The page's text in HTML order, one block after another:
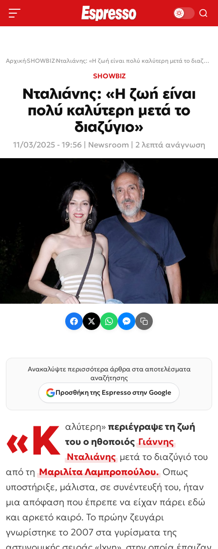
Αρχική›SHOWBIZ› Nταλιάνης: «Η ζωή είναι πολύ καλύτερη μετά το διαζύγιο»
SHOWBIZ
Nταλιάνης: «Η ζωή είναι
πολύ καλύτερη μετά το
διαζύγιο»
11/03/2025 - 19:56 Newsroom | 2 λεπτά ανάγνωση
Ανακαλύψτε περισσότερα άρθρα στα αποτελέσματα
αναζήτησης
Προσθήκη της Espresso στην Google
«Κ αλύτερη» περιέγραψε τη ζωή
του ο ηθοποιόςΓιάννης
Νταλιάνηςμετά το διαζύγιό του
από τηΜαριλίτα Λαμπροπούλου.Οπως
υποστήριξε, μάλιστα, σε συνέντευξή του, ήταν
μια απόφαση που έπρεπε να είχαν πάρει εδώ
και αρκετό καιρό. Το πρώην ζευγάρι
γνωρίστηκε το 2007 στα γυρίσματα της